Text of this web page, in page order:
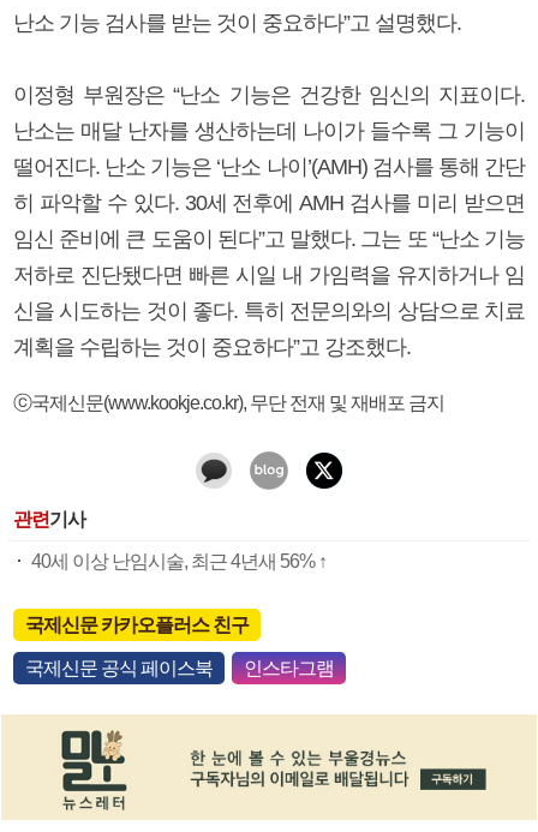
난소 기능 검사를 받는 것이 중요하다”고 설명했다.
이정형 부원장은 “난소 기능은 건강한 임신의 지표이다.
난소는 매달 난자를 생산하는데 나이가 들수록 그 기능이
떨어진다. 난소 기능은 ‘난소 나이’(AMH) 검사를 통해 간단
히 파악할 수 있다. 30세 전후에 AMH 검사를 미리 받으면
임신 준비에 큰 도움이 된다”고 말했다. 그는 또 “난소 기능
저하로 진단됐다면 빠른 시일 내 가임력을 유지하거나 임
신을 시도하는 것이 좋다. 특히 전문의와의 상담으로 치료
계획을 수립하는 것이 중요하다”고 강조했다.
ⓒ국제신문(www.kookje.co.kr), 무단 전재 및 재배포 금지
관련기사
40세 이상 난임시술, 최근 4년새 56% ↑
국제신문 카카오플러스 친구
국제신문 공식 페이스북 인스타그램